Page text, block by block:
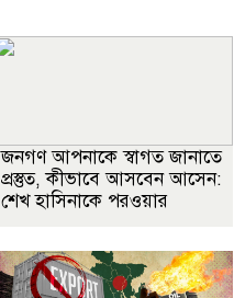
জনগণ আপনাকে স্বাগত জানাতে
প্রস্তুত, কীভাবে আসবেন আসেন:
শেখ হাসিনাকে পরওয়ার